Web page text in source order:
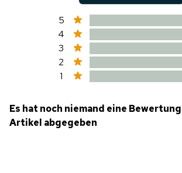
5
4
3
2
1
Es hat noch niemand eine
Artikel abgegeben